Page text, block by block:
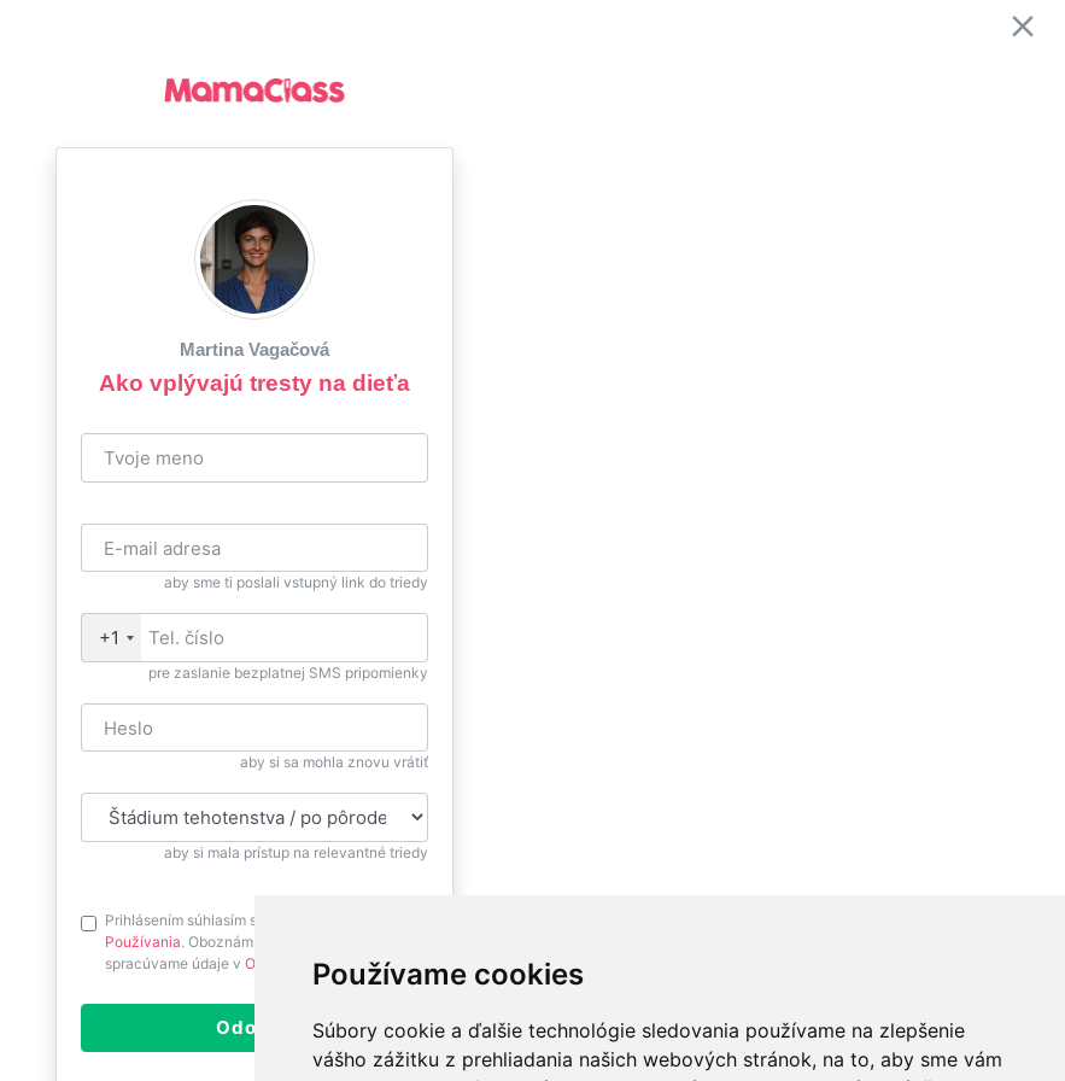
Používame cookies
Súbory cookie a ďalšie technológie sledovania používame na zlepšenie
vášho zážitku z prehliadania našich webových stránok, na to, aby sme vám
Martina Vagačová
Ako vplývajú tresty na dieťa
aby sme ti poslali vstupný link do triedy
+1
pre zaslanie bezplatnej SMS pripomienky
aby si sa mohla znovu vrátiť
aby si mala prístup na relevantné triedy
Prihlásením súhlasím s
Používania. Oboznám sa prosím ako
spracúvame údaje v Ochrane osobných údajov
Odoslať